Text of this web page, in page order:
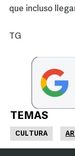
que incluso
TG
TEMAS
CULTURA